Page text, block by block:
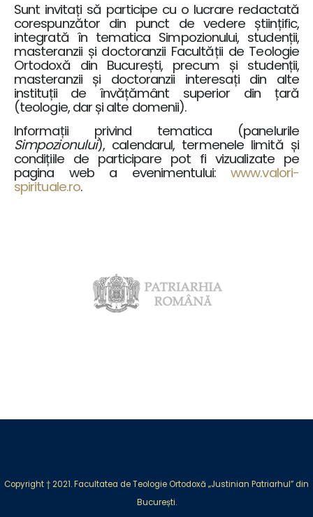
Sunt invitați să participe cu o lucrare redactată
corespunzător din punct de vedere științific,
integrată în tematica Simpozionului, studenții,
masteranzii și doctoranzii Facultății de Teologie
Ortodoxă din București, precum și studenții,
masteranzii și doctoranzii interesați din alte
instituții de învățământ superior din țară
(teologie, dar și alte domenii).
Informații privind tematica (panelurile
Simpozionului), calendarul, termenele limită și
condițiile de participare pot fi vizualizate pe
pagina web a evenimentului:www.valori-
spirituale.ro.
Copyright † 2021. Facultatea de Teologie Ortodoxă „Justinian Patriarhul” din
București.